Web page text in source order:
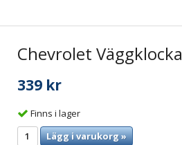
Chevrolet Väggklocka
339 kr
Finns i lager
Lägg i varukorg »